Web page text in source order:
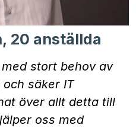
20 anställda
stort behov av
säker IT
över allt detta till
oss med